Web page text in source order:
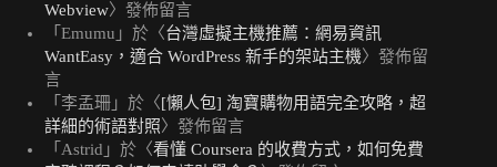
Webview〉發佈留言
「 Emumu 」於〈台灣虛擬主機推薦：網易資訊
WantEasy，適合 WordPress 新手的架站主機〉發佈留
言
「 李孟珊 」於〈[懶人包] 淘寶購物用語完全攻略，超
詳細的術語對照〉發佈留言
「 Astrid 」於〈看懂 Coursera 的收費方式，如何免費